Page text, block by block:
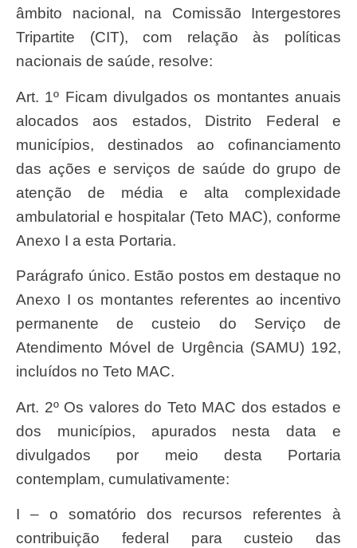
âmbito nacional, na Comissão Intergestores
Tripartite (CIT), com relação às políticas
nacionais de saúde, resolve:
Art. 1º Ficam divulgados os montantes anuais
alocados aos estados, Distrito Federal e
municípios, destinados ao cofinanciamento
das ações e serviços de saúde do grupo de
atenção de média e alta complexidade
ambulatorial e hospitalar (Teto MAC), conforme
Anexo I a esta Portaria.
Parágrafo único. Estão postos em destaque no
Anexo I os montantes referentes ao incentivo
permanente de custeio do Serviço de
Atendimento Móvel de Urgência (SAMU) 192,
incluídos no Teto MAC.
Art. 2º Os valores do Teto MAC dos estados e
dos municípios, apurados nesta data e
divulgados por meio desta Portaria
contemplam, cumulativamente:
I – o somatório dos recursos referentes à
contribuição federal para custeio das